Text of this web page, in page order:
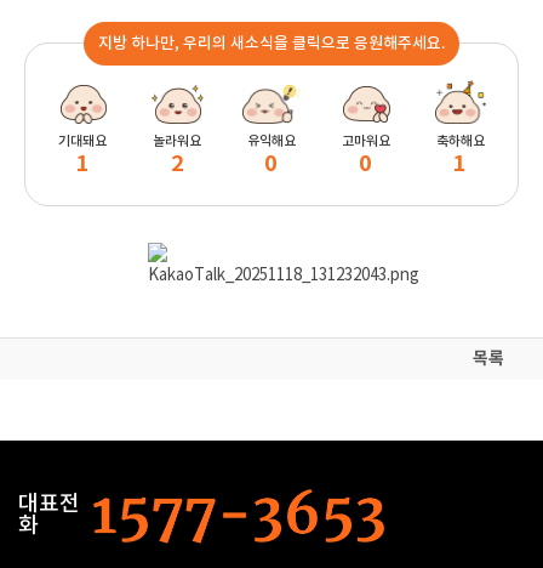
지방 하나만, 우리의 새소식을 클릭으로 응원해주세요.
기대돼요
1
놀라워요
2
유익해요
0
고마워요
0
축하해요
1
목록
대표전
화